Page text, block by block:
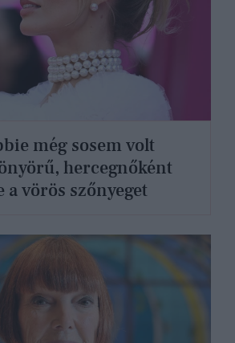
még sosem volt
hercegnőként
a vörös szőnyeget